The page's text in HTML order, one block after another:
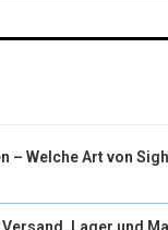
– Welche Art von
Lager und